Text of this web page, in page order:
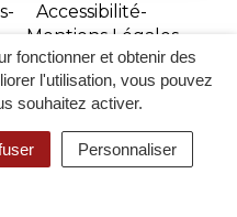
fonctionner et obtenir des
l'utilisation, vous pouvez
souhaitez activer.
Personnaliser
ACCESSIBILITÉ
Accessibilité
Mentions Légales